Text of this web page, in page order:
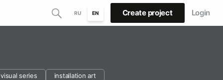
RU EN Create project Login
visual series
installation art